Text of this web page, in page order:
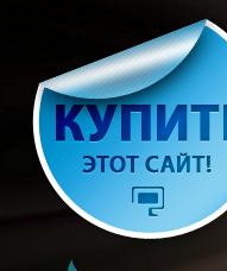
содержимому